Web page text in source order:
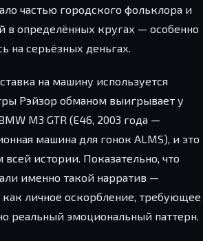
частью городского фольклора и
в определённых кругах — особенно
на серьёзных деньгах.
на машину используется
Рэйзор обманом выигрывает у
M3 GTR (E46, 2003 года —
машина для гонок ALMS), и это
всей истории. Показательно, что
именно такой нарратив —
личное оскорбление, требующее
реальный эмоциональный паттерн.